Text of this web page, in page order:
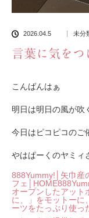
2026.04.5 未分
言葉に気を
こんばんはぁ
明日は明日の風が吹
今日はピコピコのご
やはぱーくのヤミィ
888Yummy!│矢巾産
フェ│HOME
オープンしたアット
に、」をモットーに
ーツをたっぷり使っ